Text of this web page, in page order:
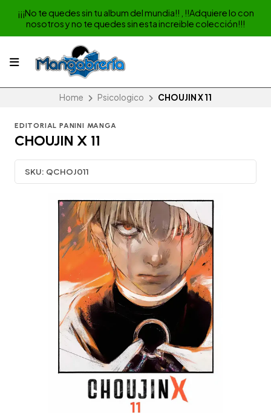
¡¡¡No te quedes sin tu album del mundia!! , !!Adquiere lo con
nosotros y no te quedes sin esta increible colección!!!
Home Psicologico CHOUJIN X 11
EDITORIAL PANINI MANGA
CHOUJIN X 11
SKU: QCHOJ011